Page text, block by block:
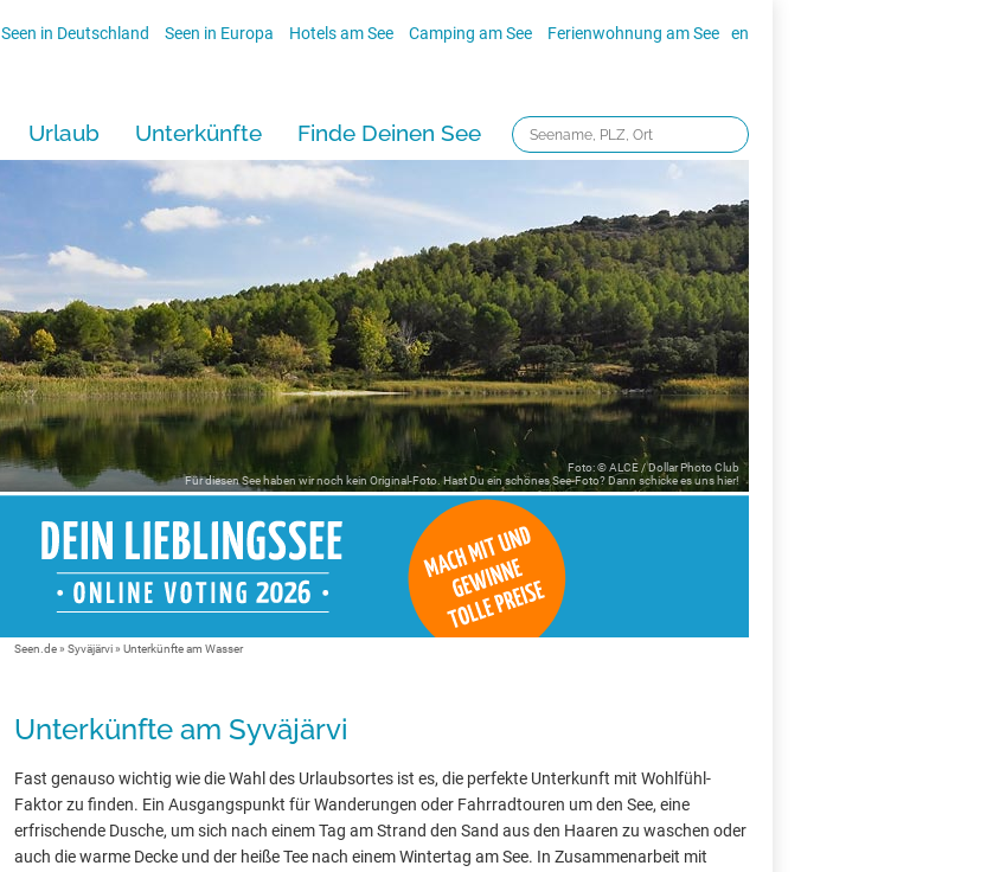
Seen in Deutschland Seen in Europa Hotels am See Camping am See Ferienwohnung am See en
Urlaub Unterkünfte Finde Deinen See
Foto: © ALCE / Dollar Photo Club
Für diesen See haben wir noch kein Original-Foto. Hast Du ein schönes See-Foto? Dann schicke es uns hier!
Seen.de» Syväjärvi» Unterkünfte am Wasser
Unterkünfte am Syväjärvi
Fast genauso wichtig wie die Wahl des Urlaubsortes ist es, die perfekte Unterkunft mit Wohlfühl-
Faktor zu finden. Ein Ausgangspunkt für Wanderungen oder Fahrradtouren um den See, eine
erfrischende Dusche, um sich nach einem Tag am Strand den Sand aus den Haaren zu waschen oder
auch die warme Decke und der heiße Tee nach einem Wintertag am See. In Zusammenarbeit mit